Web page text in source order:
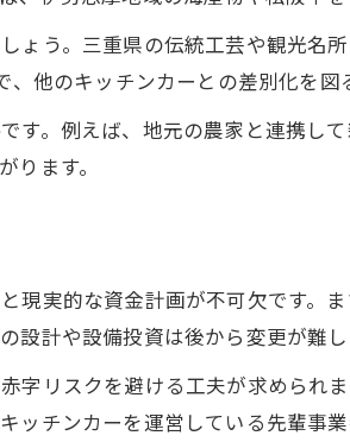
適なキッチンカーの活かし方
目を集めるイベント出店戦略
成功するキッチンカーの工夫
えるキッチンカーのサービス
ッチンカー活用の実例紹介
ょう。三重県の伝統工芸や観光名
他のキッチンカーとの差別化を図
す。例えば、地元の農家と連携し
ます。
実的な資金計画が不可欠です。
計や設備投資は後から変更が難
リスクを避ける工夫が求められ
チンカーを運営している先輩事